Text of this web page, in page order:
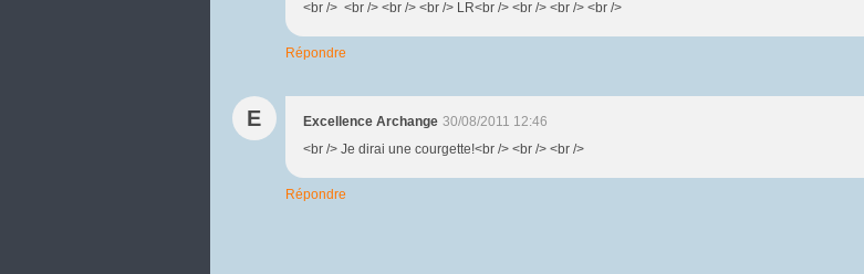
<br /> <br /> <br /> <br /> LR<br /> <br /> <br /> <br />
Répondre
E Excellence Archange 30/08/2011 12:46
<br /> Je dirai une courgette!<br /> <br /> <br />
Répondre